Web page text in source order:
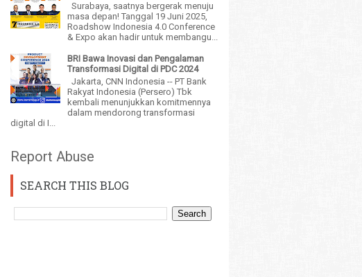
Surabaya, saatnya bergerak menuju
masa depan! Tanggal 19 Juni 2025,
Roadshow Indonesia 4.0 Conference
& Expo akan hadir untuk membangu...
BRI Bawa Inovasi dan Pengalaman
Transformasi Digital di PDC 2024
Jakarta, CNN Indonesia -- PT Bank
Rakyat Indonesia (Persero) Tbk
kembali menunjukkan komitmennya
dalam mendorong transformasi
digital di I...
Report Abuse
SEARCH THIS BLOG